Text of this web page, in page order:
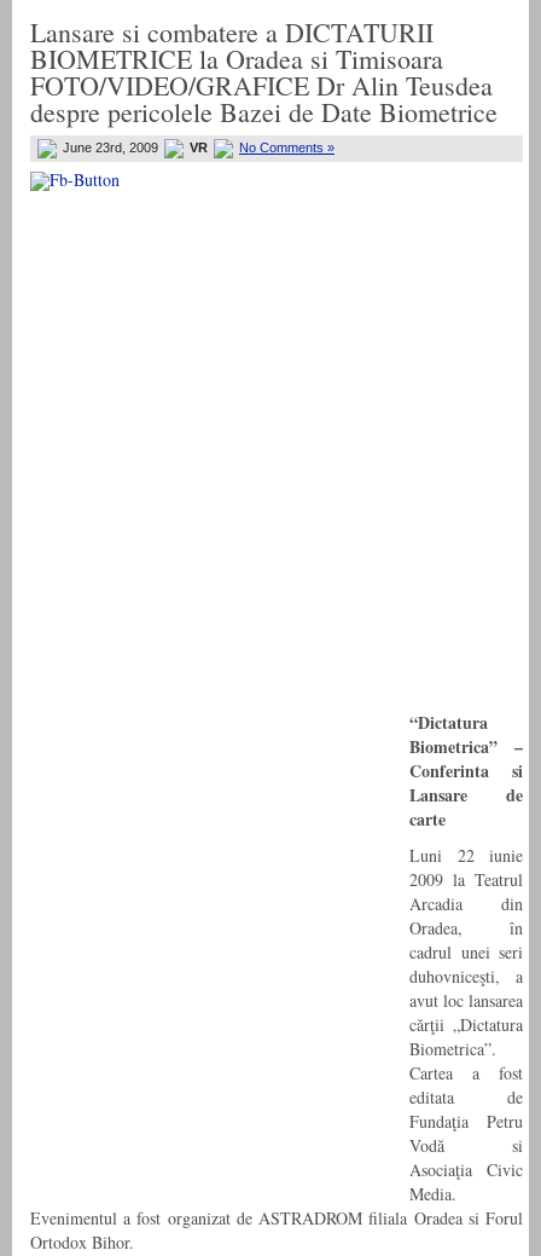
Lansare si combatere a DICTATURII
BIOMETRICE la Oradea si Timisoara
FOTO/VIDEO/GRAFICE Dr Alin Teusdea
despre pericolele Bazei de Date Biometrice
June 23rd, 2009 VR No Comments »
“Dictatura
Biometrica” –
Conferinta si
Lansare de
carte
Luni 22 iunie
2009 la Teatrul
Arcadia din
Oradea, în
cadrul unei seri
duhovniceşti, a
avut loc lansarea
cărţii „Dictatura
Biometrica”.
Cartea a fost
editata de
Fundaţia Petru
Vodă si
Asociaţia Civic
Media.
Evenimentul a fost organizat de ASTRADROM filiala Oradea si Forul
Ortodox Bihor.